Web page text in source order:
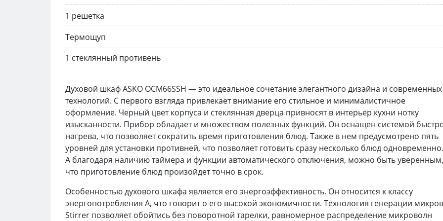
1 решетка
Термощуп
1 стеклянный противень
Духовой шкаф ASKO OCM66SSH — это идеальное сочетание элегантного дизайна и современных
технологий. С первого взгляда привлекает внимание его стильное и минималистичное
оформление. Черный цвет корпуса и стеклянная дверца привносят в интерьер кухни нотку
изысканности. Прибор обладает и множеством полезных функций. Он оснащен системой
нагрева, что позволяет сократить время приготовления блюд. Также в нем предусмотрено пять
уровней для установки противней, что позволяет готовить сразу несколько блюд одновременно.
А благодаря наличию таймера и функции автоматического отключения, можно быть уверенным,
что приготовление блюд произойдет точно в срок.
Особенностью духового шкафа является его энергоэффективность. Он относится к классу
энергопотребления A, что говорит о его высокой экономичности. Технология генерации
Stirrer позволяет обойтись без поворотной тарелки, равномерное распределение микроволн